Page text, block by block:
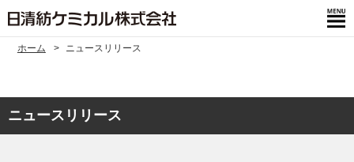
ホーム ニュースリリース
ニュースリリース